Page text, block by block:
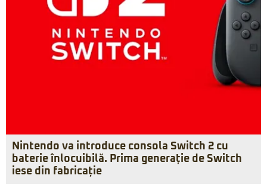
Nintendo va introduce consola Switch 2 cu
baterie înlocuibilă. Prima generație de Switch
iese din fabricație